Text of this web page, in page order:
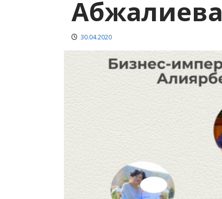
Абжалиева
30.04.2020